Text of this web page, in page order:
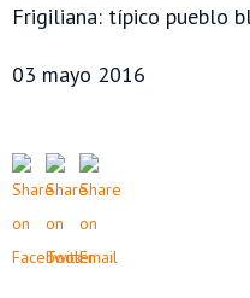
Frigiliana: típico pueblo
03 mayo 2016